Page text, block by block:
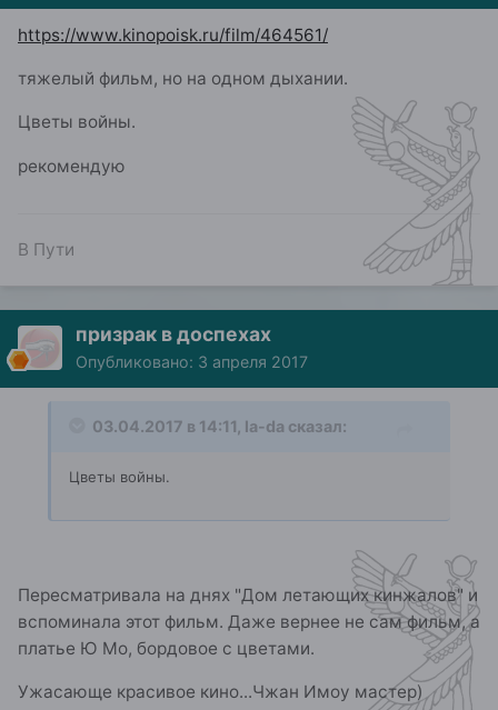
https://www.kinopoisk.ru/film/464561/
тяжелый фильм, но на одном дыхании.
Цветы войны.
рекомендую
В Пути
призрак в доспехах
Опубликовано: 3 апреля 2017
03.04.2017 в 14:11, la-da сказал:
Цветы войны.
Пересматривала на днях "Дом летающих кинжалов" и
вспоминала этот фильм. Даже вернее не сам фильм, а
платье Ю Мо, бордовое с цветами.
Ужасающе красивое кино...Чжан Имоу мастер)